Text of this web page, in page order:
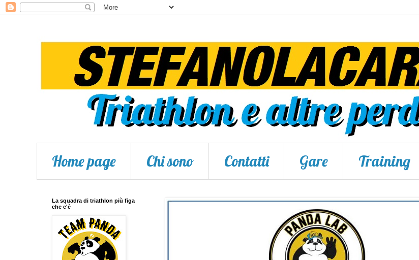
Home page Chi sono Contatti Gare Training
La squadra di triathlon più figa
che c'è